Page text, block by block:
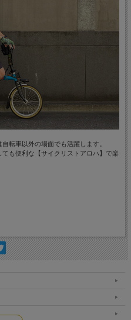
転車以外の場面でも活躍します。
も便利な【サイクリストアロハ】で楽